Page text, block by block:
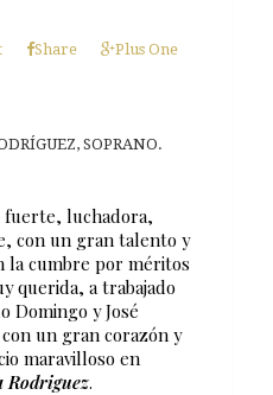
Share Plus One
SOPRANO.
fuerte, luchadora,
con un gran talento y
la cumbre por méritos
querida, a trabajado
Domingo y José
un gran corazón y
maravilloso en
Rodriguez.